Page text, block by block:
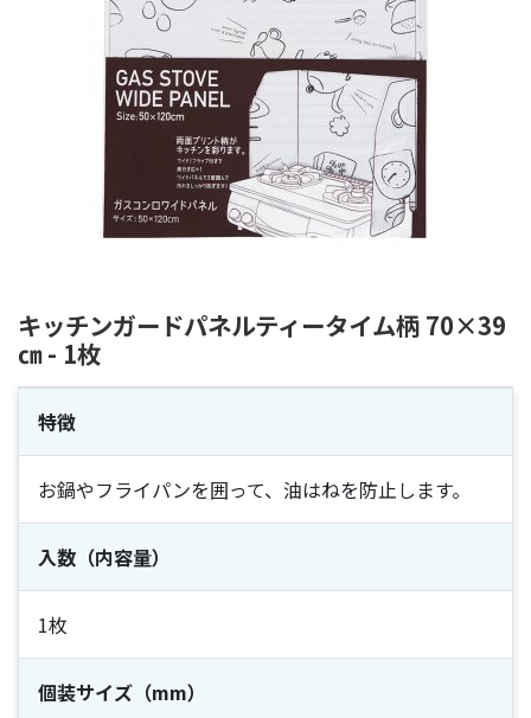
キッチンガードパネルティータイム柄 70×39
㎝ - 1枚
特徴
お鍋やフライパンを囲って、油はねを防止します。
入数（内容量）
1枚
個装サイズ（mm）